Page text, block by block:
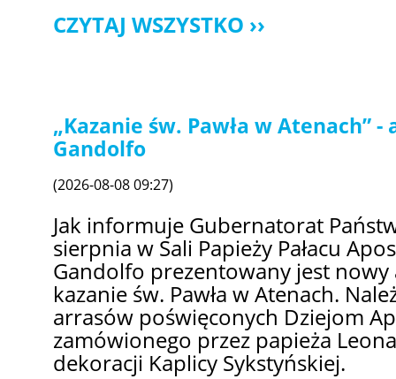
CZYTAJ WSZYSTKO
„Kazanie św. Pawła w Atenach”
Gandolfo
(2026-08-08 09:27)
Jak informuje Gubernatorat
sierpnia w Sali Papieży Pałacu
Gandolfo prezentowany jest nowy
kazanie św. Pawła w Atenach.
arrasów poświęconych Dziejom
zamówionego przez papieża
dekoracji Kaplicy Sykstyńskiej.